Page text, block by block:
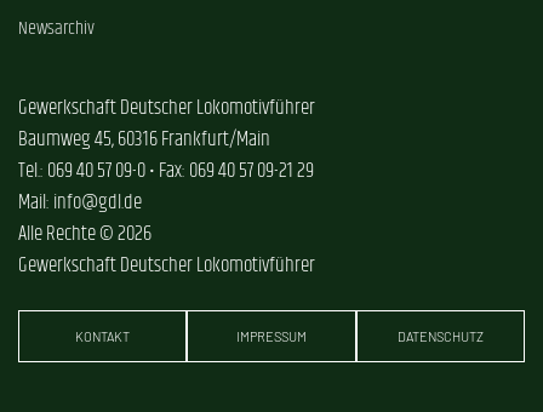
Newsarchiv
Gewerkschaft Deutscher Lokomotivführer
Baumweg 45, 60316 Frankfurt/Main
Tel.: 069 40 57 09-0 • Fax: 069 40 57 09-21 29
Mail: info@gdl.de
Alle Rechte © 2026
Gewerkschaft Deutscher Lokomotivführer
KONTAKT IMPRESSUM DATENSCHUTZ